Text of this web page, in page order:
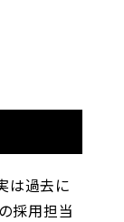
は過去に
採用担当